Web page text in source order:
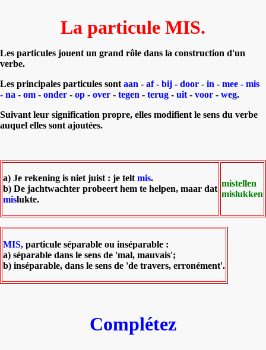
La particule MIS.
Les particules jouent un grand rôle dans la construction d'un
verbe.
Les principales particules sont aan - af- bij - door - in - mee - mis
- na - om - onder - op - over - tegen - terug - uit - voor - weg.
Suivant leur signification propre, elles modifient le sens du verbe
auquel elles sont ajoutées.
a) Je rekening is niet juist : je telt mis.
b) De jachtwachter probeert hem te helpen, maar dat
mislukte.
mistellen
mislukken
MIS, particule séparable ou inséparable :
a) séparable dans le sens de 'mal, mauvais';
b) inséparable, dans le sens de 'de travers, erronément'.
Complétez